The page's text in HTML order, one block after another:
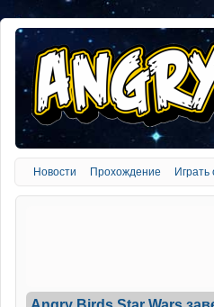
Новости Прохождение Играть